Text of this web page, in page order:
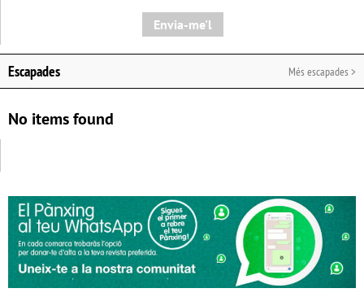
Envia-me'l
Escapades Més escapades >
No items found